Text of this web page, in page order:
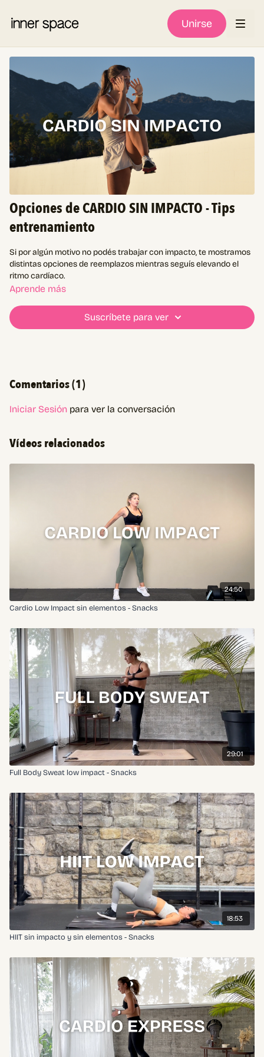
Unirse
Opciones de CARDIO SIN IMPACTO - Tips
entrenamiento
Si por algún motivo no podés trabajar con impacto, te mostramos
distintas opciones de reemplazos mientras seguís elevando el
ritmo cardíaco.
Aprende más
Suscríbete para ver
Comentarios (1)
Iniciar Sesión para ver la conversación
Vídeos relacionados
24:50
Cardio Low Impact sin elementos - Snacks
29:01
Full Body Sweat low impact - Snacks
18:53
HIIT sin impacto y sin elementos - Snacks